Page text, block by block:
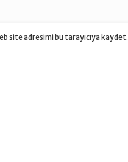
site adresimi bu tarayıcıya kaydet.